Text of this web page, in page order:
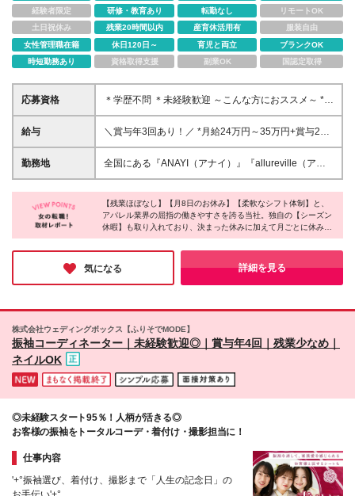
経験者限定
研修・教育あり 転勤なし
リモートOK
土日祝休み
残業20時間以内 産育休活用有
服装自由
女性管理職在籍
休日120日～ 育児と両立
ブランクOK
時短勤務あり
資格取得支援 副業OK 国認定取得
応募資格
＊学歴不問 ＊未経験歓迎 ～こんな方におススメ～ *人
と話すことが大好き! *アパレル経験は無いけれど、お
洋服が好き! *ライフスタイルが変わってもキャリアを
ねても活躍できるブランドで働きたい *ロールモデル
となる先輩社員がたくさん活躍している職場がいい
給与
＼賞与年3回あり！／ *月給24万円～35万円+賞与2回
+業績賞与 ※経験や能力等を考慮の上、当社規定によ
り決定いたします。 ※上記給与には一律支給の制服手
勤務地
全国にある『ANAYI（アナイ）』『allureville（アル
アバイル）』 『LOULOU WILLOUGHBY（ルル・ウ
ィルビー）』の ご希望の勤務地にて活躍していただ
きます！ ＼3月オープン！／ LOULOU
WILLOUGHBY 博多阪急 └博多駅直結！ 【北海道】
◆北海道／札幌 【東北】 ◆宮城県／仙台 【関東】 ◆
千葉県／千葉 ◆神奈川県／横浜 ◆東京都／中央区
（日本橋、銀座）千代田区（丸の内、有楽町）港区
（六本木）新宿区（新宿）豊島区（池袋）渋谷区（恵
西】 ◆京都府／京都 ◆大阪府／大阪市（梅田、なん
ば、心斎橋）阿倍野区（あべの）吹田市（吹田） ◆
州】 ◆福岡県／福岡、小倉 ◆熊本／熊本 ◆鹿児島
⇒https://www.anayi.com/stores 【allureville／16店舗
展開中】⇒https://www.allureville.com/stores
【LOULOU WILLOUGHBY／5店舗展開中】
⇒https://www.loulouwilloughby.com/shop/
【残業ほぼなし】【月8日のお休み】【柔軟なシフト体制】と、
アパレル業界の屈指の働きやすさを誇る当社。独自の【シーズン
休暇】も取り入れており、決まった休みに加えて月ごとに休みを
シフトに組み込んでくれるそうです♪さらに、アパレル業界では
珍しく、取得義務有休と合わせて【年間125日】の休みを取れる
と伺いました！産育休の取得実績もあるため、好きを仕事に長く
輝き続けられる環境だと思います！
気になる 詳細を見る
株式会社ウェディングボックス【ふりそでMODE】
振袖コーディネーター｜未経験歓迎◎｜賞与年4回｜残業少なめ｜
ネイルOK
◎未経験スタート95％！人柄が活きる◎
お客様の振袖をトータルコーデ・着付け・撮影担当に！
仕事内容
'+°振袖選び、着付け、撮影まで「人生の記念日」の